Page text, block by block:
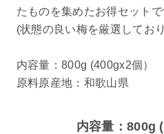
たものを集めたお得セットで
(状態の良い梅を厳選してお
内容量：800g (400gx2個）
原料原産地：和歌山県
内容量：800g